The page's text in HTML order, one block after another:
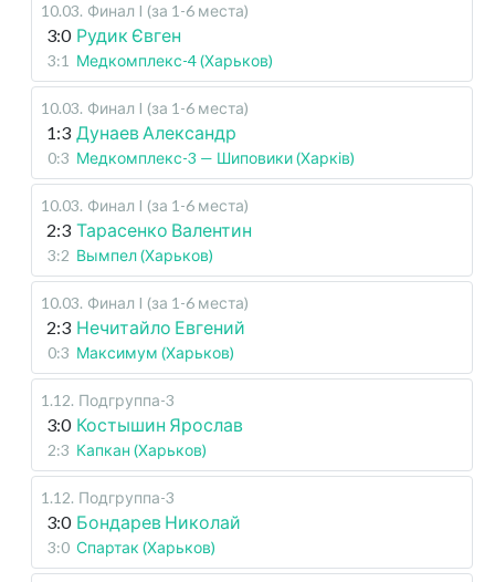
10.03. Финал I (за 1-6 места)
3:0 Рудик Євген
3:1 Медкомплекс-4 (Харьков)
10.03. Финал I (за 1-6 места)
1:3 Дунаев Александр
0:3 Медкомплекс-3 — Шиповики (Харків)
10.03. Финал I (за 1-6 места)
2:3 Тарасенко Валентин
3:2 Вымпел (Харьков)
10.03. Финал I (за 1-6 места)
2:3 Нечитайло Евгений
0:3 Максимум (Харьков)
1.12. Подгруппа-3
3:0 Костышин Ярослав
2:3 Капкан (Харьков)
1.12. Подгруппа-3
3:0 Бондарев Николай
3:0 Спартак (Харьков)